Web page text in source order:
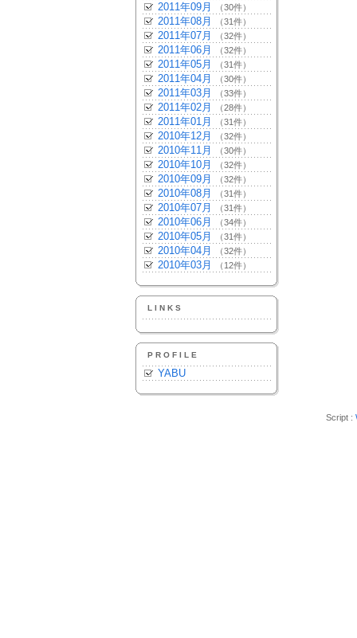
2011年09月 （30件）
2011年08月 （31件）
2011年07月 （32件）
2011年06月 （32件）
2011年05月 （31件）
2011年04月 （30件）
2011年03月 （33件）
2011年02月 （28件）
2011年01月 （31件）
2010年12月 （32件）
2010年11月 （30件）
2010年10月 （32件）
2010年09月 （32件）
2010年08月 （31件）
2010年07月 （31件）
2010年06月 （34件）
2010年05月 （31件）
2010年04月 （32件）
2010年03月 （12件）
LINKS
PROFILE
YABU
Script :